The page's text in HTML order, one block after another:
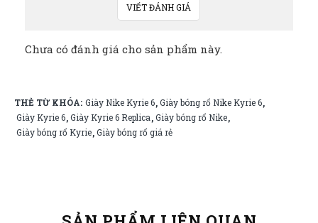
VIẾT ĐÁNH GIÁ
Chưa có đánh giá cho sản phẩm này.
THẺ TỪ KHÓA: Giày Nike Kyrie 6,Giày bóng rổ Nike Kyrie 6,
Giày Kyrie 6,Giày Kyrie 6 Replica,Giày bóng rổ Nike,
Giày bóng rổ Kyrie,Giày bóng rổ giá rẻ